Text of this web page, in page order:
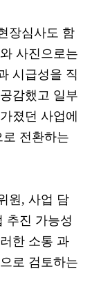
장심사도 함
사진으로는
시급성을 직
감했고 일부
졌던 사업에
전환하는
원, 사업 담
추진 가능성
한 소통 과
로 검토하는